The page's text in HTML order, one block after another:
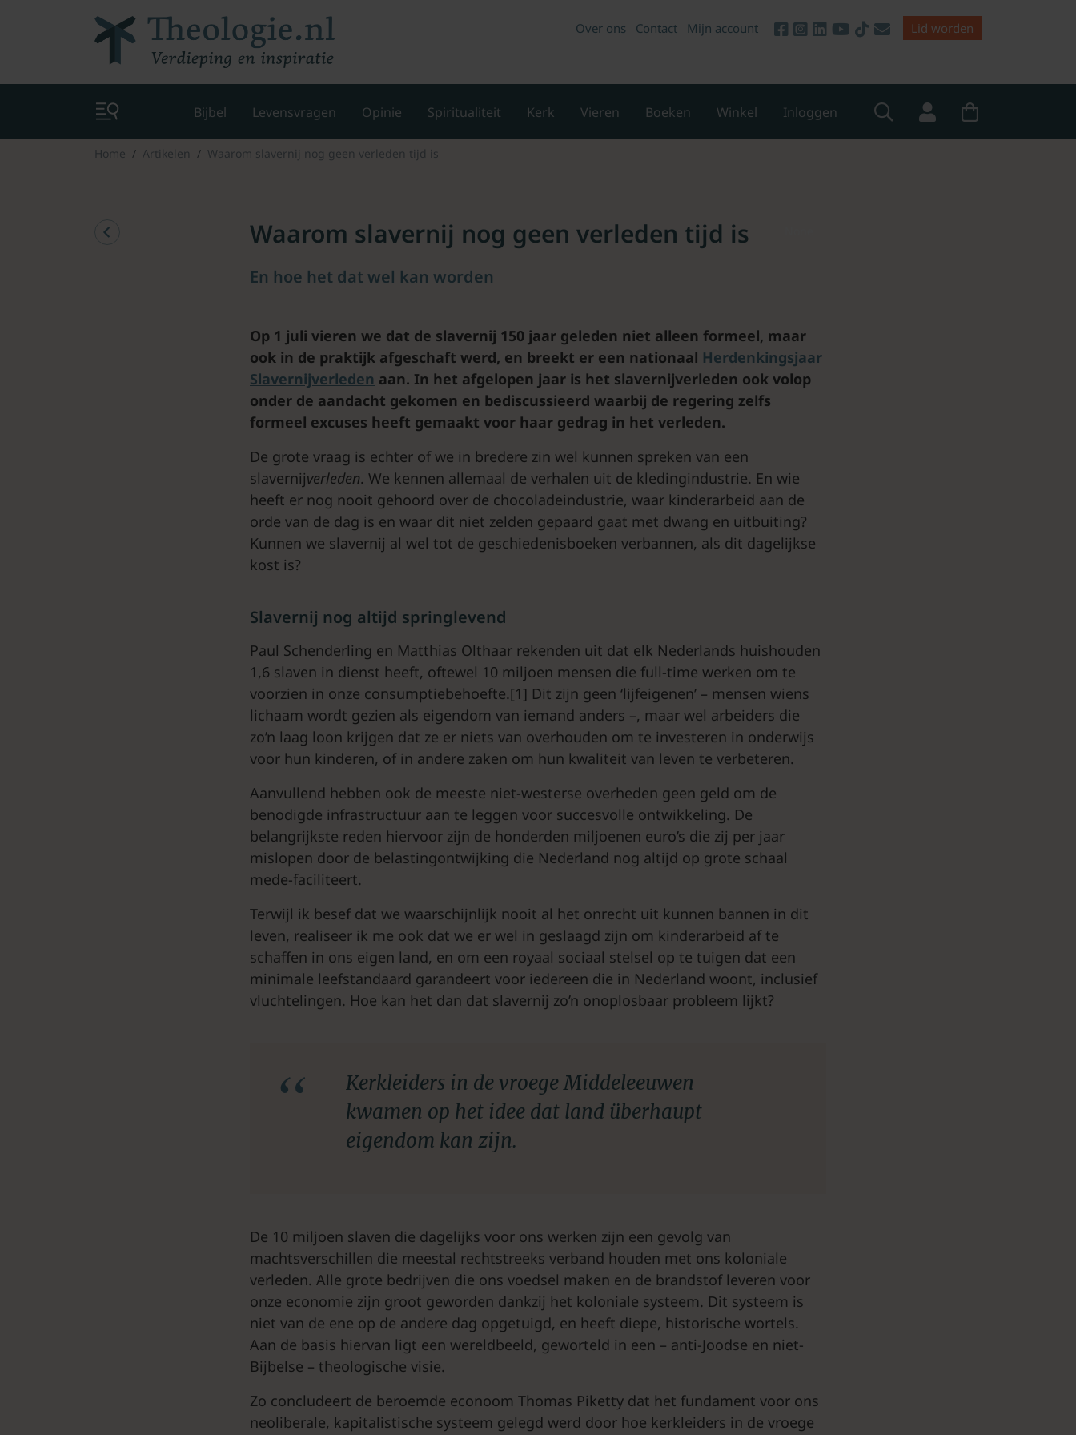
Over ons Contact Mijn account Lid worden
Bijbel Levensvragen Opinie Spiritualiteit Kerk Vieren Boeken Winkel Inloggen
Home Artikelen Waarom slavernij nog geen verleden tijd is
Waarom slavernij nog geen verleden tijd is
En hoe het dat wel kan worden
Op 1 juli vieren we dat de slavernij 150 jaar geleden niet alleen formeel, maar
ook in de praktijk afgeschaft werd, en breekt er een nationaal Herdenkingsjaar
Slavernijverleden aan. In het afgelopen jaar is het slavernijverleden ook volop
onder de aandacht gekomen en bediscussieerd waarbij de regering zelfs
formeel excuses heeft gemaakt voor haar gedrag in het verleden.
De grote vraag is echter of we in bredere zin wel kunnen spreken van een
slavernijverleden. We kennen allemaal de verhalen uit de kledingindustrie. En wie
heeft er nog nooit gehoord over de chocoladeindustrie, waar kinderarbeid aan de
orde van de dag is en waar dit niet zelden gepaard gaat met dwang en uitbuiting?
Kunnen we slavernij al wel tot de geschiedenisboeken verbannen, als dit dagelijkse
kost is?
Slavernij nog altijd springlevend
Paul Schenderling en Matthias Olthaar rekenden uit dat elk Nederlands huishouden
1,6 slaven in dienst heeft, oftewel 10 miljoen mensen die full-time werken om te
voorzien in onze consumptiebehoefte.[1] Dit zijn geen ‘lijfeigenen’ – mensen wiens
lichaam wordt gezien als eigendom van iemand anders –, maar wel arbeiders die
zo’n laag loon krijgen dat ze er niets van overhouden om te investeren in onderwijs
voor hun kinderen, of in andere zaken om hun kwaliteit van leven te verbeteren.
Aanvullend hebben ook de meeste niet-westerse overheden geen geld om de
benodigde infrastructuur aan te leggen voor succesvolle ontwikkeling. De
belangrijkste reden hiervoor zijn de honderden miljoenen euro’s die zij per jaar
mislopen door de belastingontwijking die Nederland nog altijd op grote schaal
mede-faciliteert.
Terwijl ik besef dat we waarschijnlijk nooit al het onrecht uit kunnen bannen in dit
leven, realiseer ik me ook dat we er wel in geslaagd zijn om kinderarbeid af te
schaffen in ons eigen land, en om een royaal sociaal stelsel op te tuigen dat een
minimale leefstandaard garandeert voor iedereen die in Nederland woont, inclusief
vluchtelingen. Hoe kan het dan dat slavernij zo’n onoplosbaar probleem lijkt?
Kerkleiders in de vroege Middeleeuwen
kwamen op het idee dat land überhaupt
eigendom kan zijn.
De 10 miljoen slaven die dagelijks voor ons werken zijn een gevolg van
machtsverschillen die meestal rechtstreeks verband houden met ons koloniale
verleden. Alle grote bedrijven die ons voedsel maken en de brandstof leveren voor
onze economie zijn groot geworden dankzij het koloniale systeem. Dit systeem is
niet van de ene op de andere dag opgetuigd, en heeft diepe, historische wortels.
Aan de basis hiervan ligt een wereldbeeld, geworteld in een – anti-Joodse en niet-
Bijbelse – theologische visie.
Zo concludeert de beroemde econoom Thomas Piketty dat het fundament voor ons
neoliberale, kapitalistische systeem gelegd werd door hoe kerkleiders in de vroege